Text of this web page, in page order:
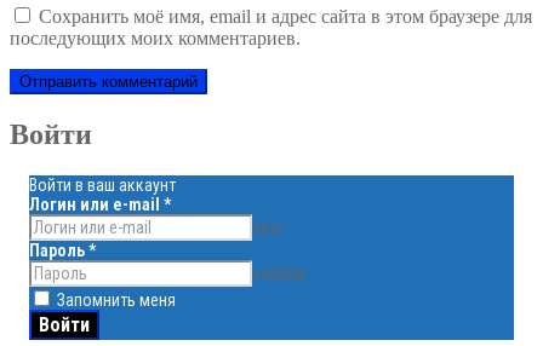
Сохранить моё имя, email и адрес сайта в этом браузере для
последующих моих комментариев.
Войти
Войти в ваш аккаунт
Логин или e-mail *
face
Пароль*
visibility
Запомнить меня